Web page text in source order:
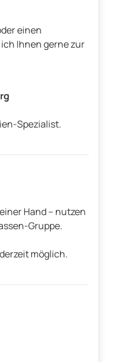
einen
Ihnen gerne zur
Spezialist.
Hand – nutzen
Gruppe.
möglich.